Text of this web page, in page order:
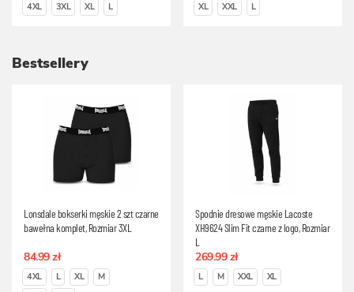
4XL 3XL XL L XL XXL L
Bestsellery
Lonsdale bokserki męskie 2 szt czarne
bawełna komplet, Rozmiar 3XL
84.99 zł
4XL L XL
M
Spodnie dresowe męskie Lacoste
XH9624 Slim Fit czarne z logo, Rozmiar
L
269.99 zł
L M XXL XL